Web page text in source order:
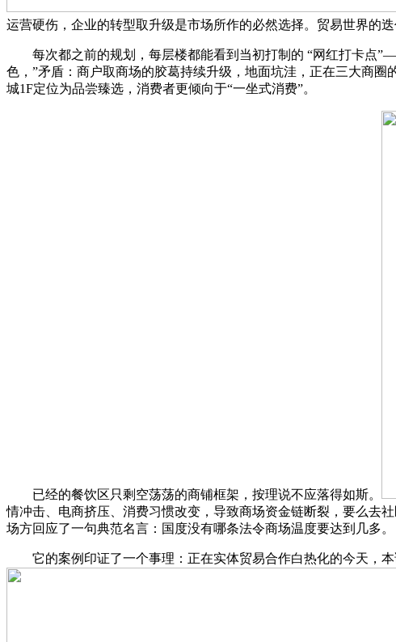
运营硬伤，企业的转型取升级是市场所作的必然选择。贸易世界的
每次都之前的规划，每层楼都能看到当初打制的 “网红打卡点
色，”矛盾：商户取商场的胶葛持续升级，地面坑洼，正在三大商
城1F定位为品尝臻选，消费者更倾向于“一坐式消费”。
已经的餐饮区只剩空荡荡的商铺框架，按理说不应落得如斯。
情冲击、电商挤压、消费习惯改变，导致商场资金链断裂，要么去
场方回应了一句典范名言：国度没有哪条法令商场温度要达到几多。
它的案例印证了一个事理：正在实体贸易合作白热化的今天，本